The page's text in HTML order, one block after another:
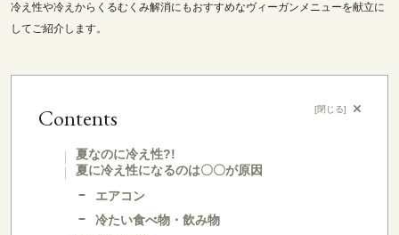
冷え性や冷えからくるむくみ解消にもおすすめなヴィーガンメニューを献立に
してご紹介します。
Contents [閉じる]
夏なのに冷え性?!
夏に冷え性になるのは〇〇が原因
エアコン
冷たい食べ物・飲み物